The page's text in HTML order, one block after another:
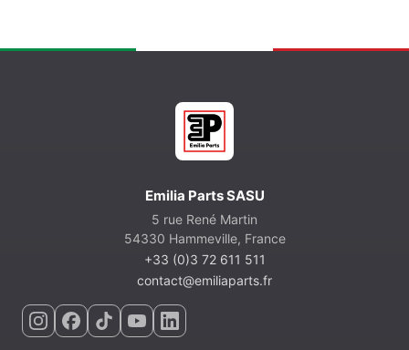
Emilia Parts SASU
5 rue René Martin
54330 Hammeville, France
+33 (0)3 72 611 511
contact@emiliaparts.fr